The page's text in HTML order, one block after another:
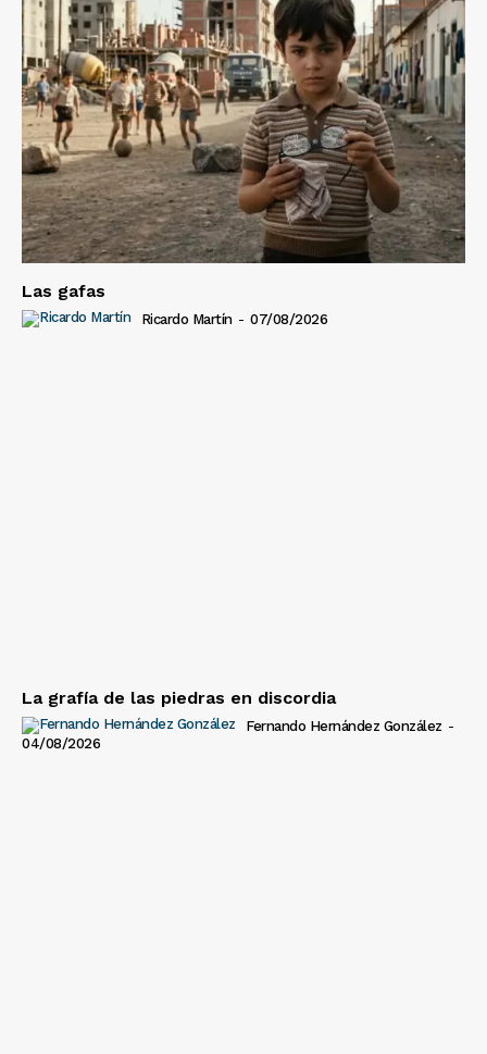
Las gafas
Ricardo Martín - 07/08/2026
La grafía de las piedras en discordia
Fernando Hernández González -
04/08/2026